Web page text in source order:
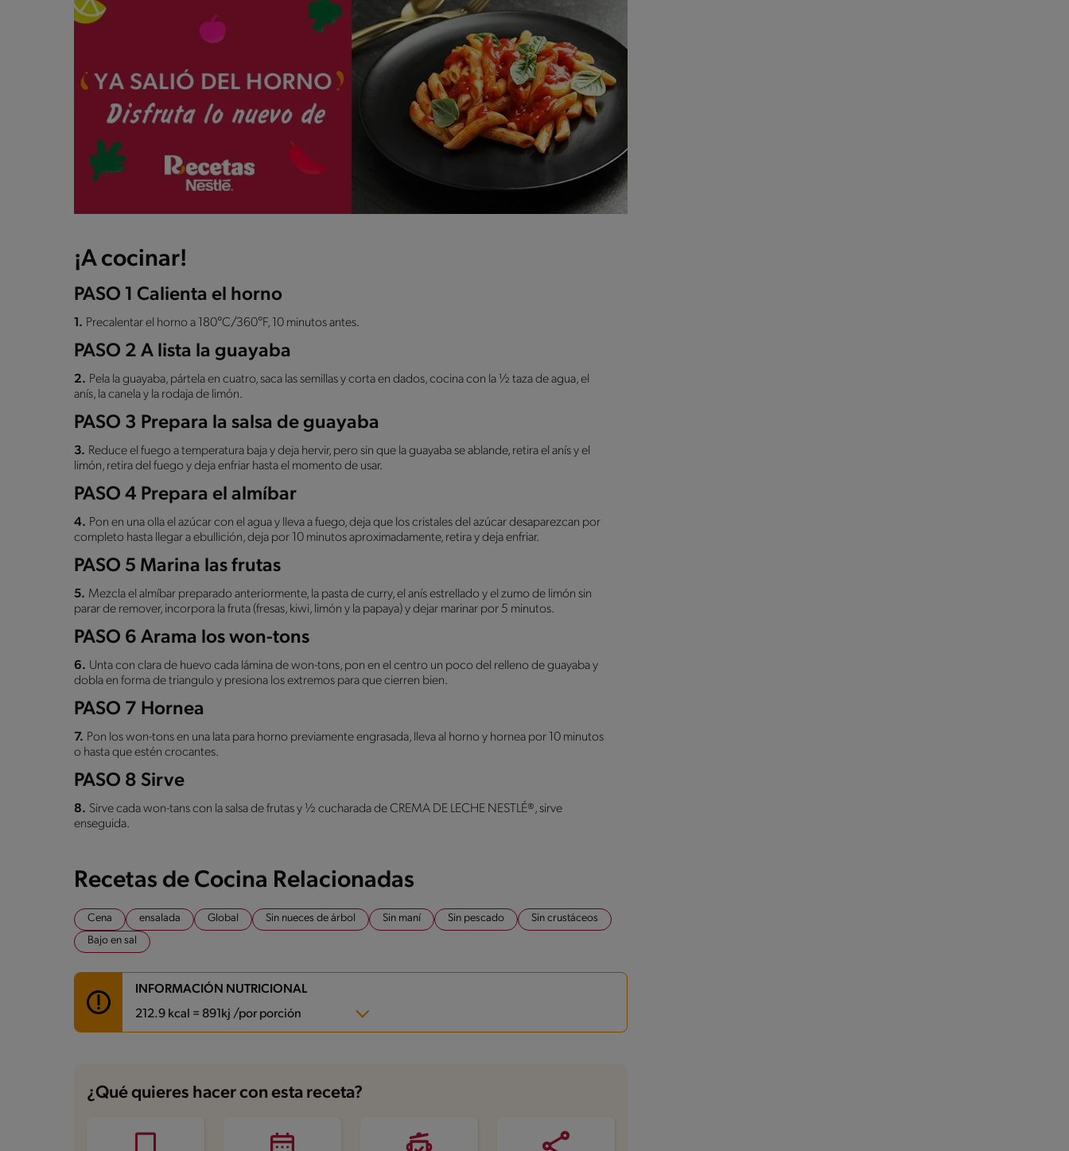
¡A cocinar!
PASO 1 Calienta el horno
1. Precalentar el horno a 180°C/360°F, 10 minutos antes.
PASO 2 A lista la guayaba
2. Pela la guayaba, pártela en cuatro, saca las semillas y corta en dados, cocina con la ½ taza de agua, el
anís, la canela y la rodaja de limón.
PASO 3 Prepara la salsa de guayaba
3. Reduce el fuego a temperatura baja y deja hervir, pero sin que la guayaba se ablande, retira el anís y el
limón, retira del fuego y deja enfriar hasta el momento de usar.
PASO 4 Prepara el almíbar
4. Pon en una olla el azúcar con el agua y lleva a fuego, deja que los cristales del azúcar desaparezcan por
completo hasta llegar a ebullición, deja por 10 minutos aproximadamente, retira y deja enfriar.
PASO 5 Marina las frutas
5. Mezcla el almíbar preparado anteriormente, la pasta de curry, el anís estrellado y el zumo de limón sin
parar de remover, incorpora la fruta (fresas, kiwi, limón y la papaya) y dejar marinar por 5 minutos.
PASO 6 Arama los won-tons
6. Unta con clara de huevo cada lámina de won-tons, pon en el centro un poco del relleno de guayaba y
dobla en forma de triangulo y presiona los extremos para que cierren bien.
PASO 7 Hornea
7. Pon los won-tons en una lata para horno previamente engrasada, lleva al horno y hornea por 10 minutos
o hasta que estén crocantes.
PASO 8 Sirve
8. Sirve cada won-tans con la salsa de frutas y ½ cucharada de CREMA DE LECHE NESTLÉ®, sirve
enseguida.
Recetas de Cocina Relacionadas
Cena ensalada Global Sin nueces de árbol Sin maní Sin pescado
Sin crustáceos
Bajo en sal
INFORMACIÓN NUTRICIONAL
212.9 kcal = 891kj /por porción
Energía
212.9 kcal
Grasas 2.8 g
¿Qué quieres hacer con esta receta?